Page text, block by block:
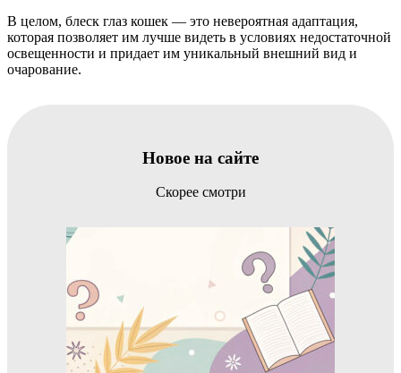
В целом, блеск глаз кошек — это невероятная адаптация,
которая позволяет им лучше видеть в условиях недостаточной
освещенности и придает им уникальный внешний вид и
очарование.
Новое на сайте
Скорее смотри